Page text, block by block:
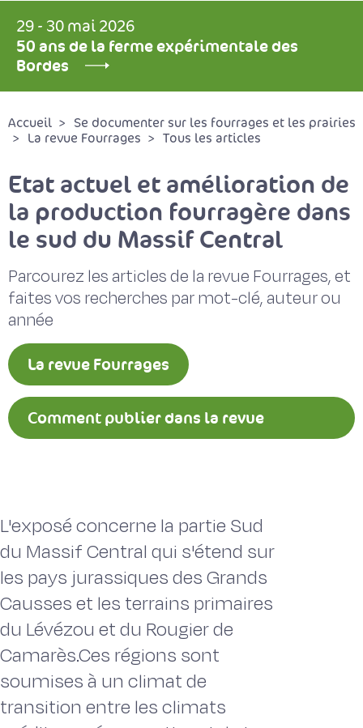
29 - 30 mai 2026
50 ans de la ferme expérimentale des
Bordes
Accueil
Se documenter sur les fourrages et les prairies
La revue Fourrages
Tous les articles
Etat actuel et amélioration de
la production fourragère dans
le sud du Massif Central
Parcourez les articles de la revue Fourrages, et
faites vos recherches par mot-clé, auteur ou
année
La revue Fourrages
Comment publier dans la revue
L'exposé concerne la partie Sud
du Massif Central qui s'étend sur
les pays jurassiques des Grands
Causses et les terrains primaires
du Lévézou et du Rougier de
Camarès.Ces régions sont
soumises à un climat de
transition entre les climats